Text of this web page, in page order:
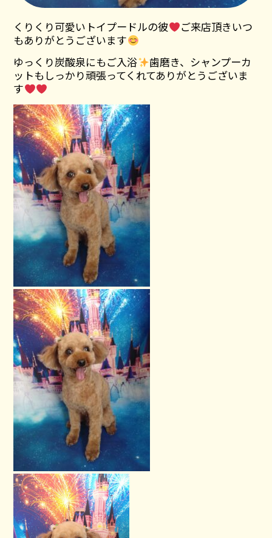
くりくり可愛いトイプードルの彼
ご来店頂きいつ
もありがとうございます
ゆっくり炭酸泉にもご入浴
歯磨き、シャンプーカ
ットもしっかり頑張ってくれてありがとうございま
す